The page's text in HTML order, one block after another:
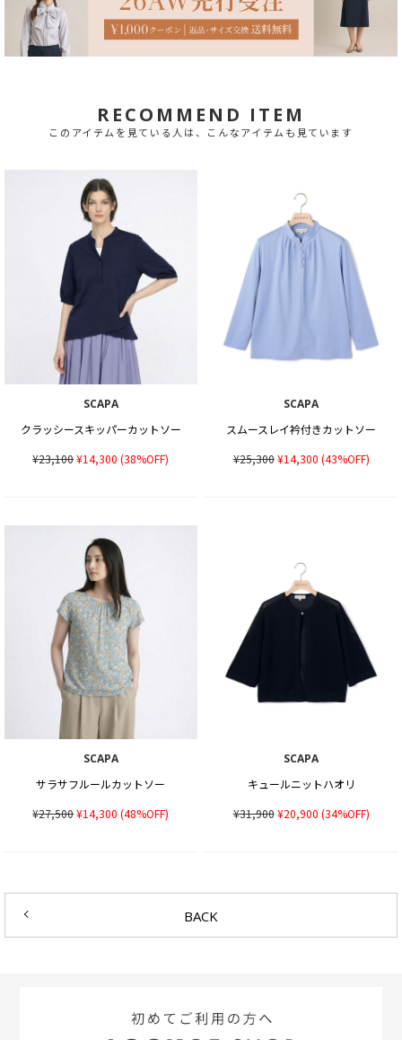
RECOMMEND ITEM
このアイテムを見ている人は、こんなアイテムも見ています
SCAPA
クラッシースキッパーカットソー
¥23,100¥14,300 (38%OFF)
SCAPA
スムースレイ衿付きカットソー
¥25,300¥14,300 (43%OFF)
SCAPA
サラサフルールカットソー
¥27,500¥14,300 (48%OFF)
SCAPA
キュールニットハオリ
¥31,900¥20,900 (34%OFF)
BACK